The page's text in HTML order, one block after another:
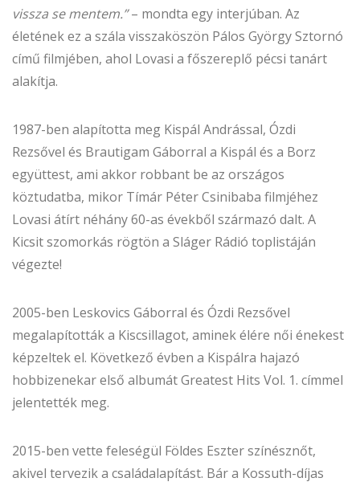
vissza se mentem.”– mondta egy interjúban. Az
életének ez a szála visszaköszön Pálos György Sztornó
című filmjében, ahol Lovasi a főszereplő pécsi tanárt
alakítja.
1987-ben alapította meg Kispál Andrással, Ózdi
Rezsővel és Brautigam Gáborral a Kispál és a Borz
együttest, ami akkor robbant be az országos
köztudatba, mikor Tímár Péter Csinibaba filmjéhez
Lovasi átírt néhány 60-as évekből származó dalt. A
Kicsit szomorkás rögtön a Sláger Rádió toplistáján
végezte!
2005-ben Leskovics Gáborral és Ózdi Rezsővel
megalapították a Kiscsillagot, aminek élére női énekest
képzeltek el. Következő évben a Kispálra hajazó
hobbizenekar első albumát Greatest Hits Vol. 1. címmel
jelentették meg.
2015-ben vette feleségül Földes Eszter színésznőt,
akivel tervezik a családalapítást. Bár a Kossuth-díjas